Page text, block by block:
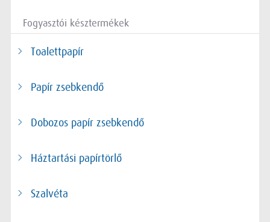
Fogyasztói késztermékek
Toalettpapír
Papír zsebkendő
Dobozos papír zsebkendő
Háztartási papírtörlő
Szalvéta